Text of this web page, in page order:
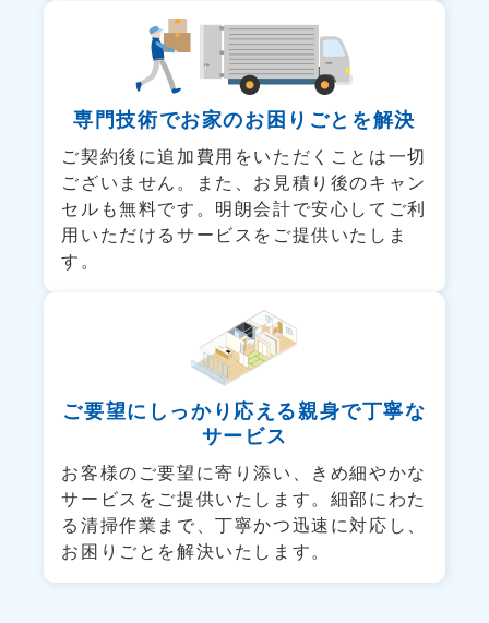
専門技術でお家のお困りごとを解決
ご契約後に追加費用をいただくことは一切
ございません。また、お見積り後のキャン
セルも無料です。明朗会計で安心してご利
用いただけるサービスをご提供いたしま
す。
ご要望にしっかり応える 親身で丁寧な
サービス
お客様のご要望に寄り添い、きめ細やかな
サービスをご提供いたします。細部にわた
る清掃作業まで、丁寧かつ迅速に対応し、
お困りごとを解決いたします。